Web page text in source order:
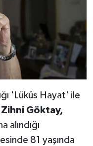
'Lüküs Hayat' ile
Zihni Göktay,
alındığı
81 yaşında